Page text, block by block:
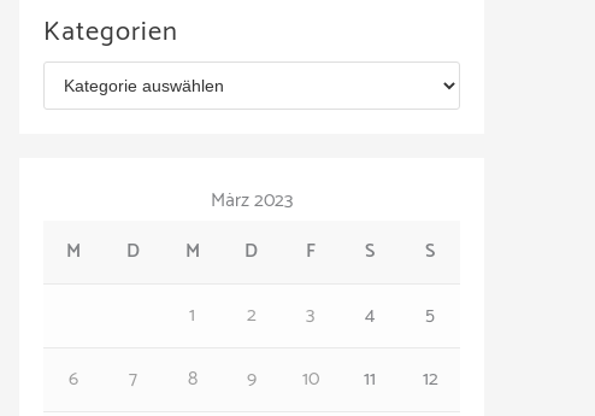
hKategorien
März 2023
M
D M D F S
S
1
2 3 4
5
6
7 8 9 10 11
12